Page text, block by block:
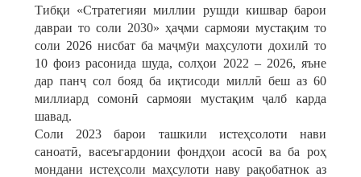
Тибқи «Стратегияи миллии рушди кишвар барои
давраи то соли 2030» ҳаҷми сармояи мустақим то
соли 2026 нисбат ба маҷмӯи маҳсулоти дохилӣ то
10 фоиз расонида шуда, солҳои 2022 – 2026, яъне
дар панҷ сол бояд ба иқтисоди миллӣ беш аз 60
миллиард сомонӣ сармояи мустақим ҷалб карда
шавад.
Соли 2023 барои ташкили истеҳсолоти нави
саноатӣ, васеъгардонии фондҳои асосӣ ва ба роҳ
мондани истеҳсоли маҳсулоти наву рақобатнок аз